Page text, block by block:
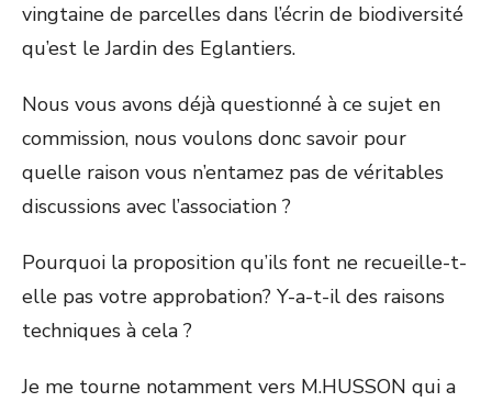
vingtaine de parcelles dans l’écrin de biodiversité
qu’est le Jardin des Eglantiers.
Nous vous avons déjà questionné à ce sujet en
commission, nous voulons donc savoir pour
quelle raison vous n’entamez pas de véritables
discussions avec l’association ?
Pourquoi la proposition qu’ils font ne recueille-t-
elle pas votre approbation? Y-a-t-il des raisons
techniques à cela ?
Je me tourne notamment vers M.HUSSON qui a